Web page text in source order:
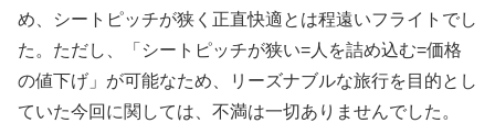
め、シートピッチが狭く正直快適とは程遠いフライトでし
た。ただし、「シートピッチが狭い=人を詰め込む=価格
の値下げ」が可能なため、リーズナブルな旅行を目的とし
ていた今回に関しては、不満は一切ありませんでした。